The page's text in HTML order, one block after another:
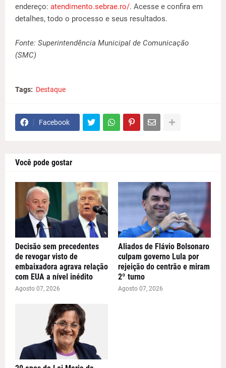
endereço: atendimento.sebrae.ro/. Acesse e confira em
detalhes, todo o processo e seus resultados.
Fonte: Superintendência Municipal de Comunicação
(SMC)
Tags: Destaque
Facebook
Você pode gostar
Decisão sem precedentes
de revogar visto de
embaixadora agrava relação
com EUA a nível inédito
Agosto 07, 2026
Aliados de Flávio Bolsonaro
culpam governo Lula por
rejeição do centrão e miram
2º turno
Agosto 07, 2026